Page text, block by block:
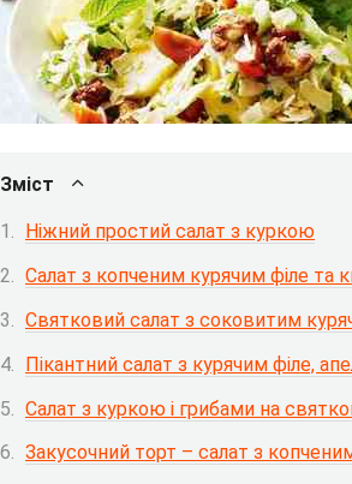
Зміст
Ніжний простий салат з куркою
Салат з копченим курячим філе та
Святковий салат з соковитим
Пікантний салат з курячим філе,
Салат з куркою і грибами на
Закусочний торт – салат з